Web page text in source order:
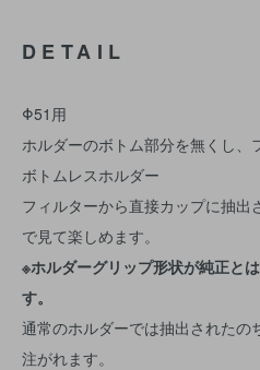
DETAIL
Φ51用
ホルダーのボトム部分を無くし、
ボトムレスホルダー
フィルターから直接カップに抽出
で見て楽しめます。
※ホルダーグリップ形状が純正と
す。
通常のホルダーでは抽出されたの
注がれます。